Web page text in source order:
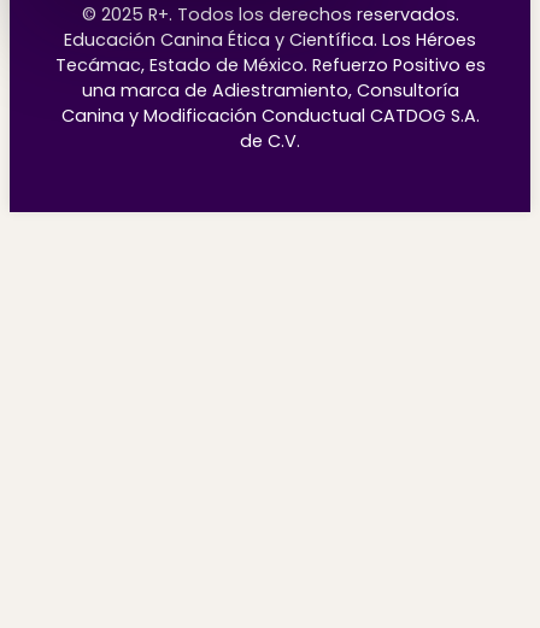
© 2025 R+. Todos los derechos reservados.
Educación Canina Ética y Científica. Los Héroes
Tecámac, Estado de México. Refuerzo Positivo es
una marca de Adiestramiento, Consultoría
Canina y Modificación Conductual CATDOG S.A.
de C.V.